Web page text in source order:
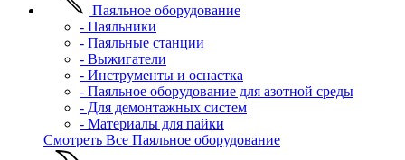
Паяльное оборудование
- Паяльники
- Паяльные станции
- Выжигатели
- Инструменты и оснастка
- Паяльное оборудование для азотной среды
- Для демонтажных систем
- Материалы для пайки
Смотреть Все Паяльное оборудование